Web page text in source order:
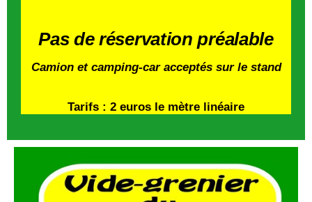
Pas de réservation préalable
Camion et camping-car acceptés sur le stand
Tarifs : 2 euros le mètre linéaire